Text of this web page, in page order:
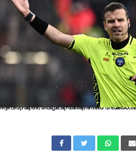
Mp Empoli 07/01/2024 - campionato di calcio serie A / Empoli-Milan / foto Matteo Papini/Image Sport nella